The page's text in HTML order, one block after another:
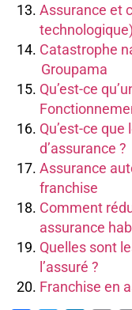
Assurance et
technologique)
Catastrophe
Groupama
Qu’est-ce
Qu’est-ce
d’assurance ?
Assurance
franchise
Comment
assurance
Quelles sont
l’assuré ?
Franchise en